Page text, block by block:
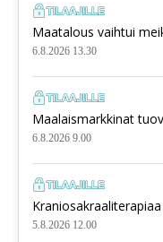
Maatalous vaihtui
6.8.2026 13.30
Maalaismarkkinat
6.8.2026 9.00
5.8.2026 12.00